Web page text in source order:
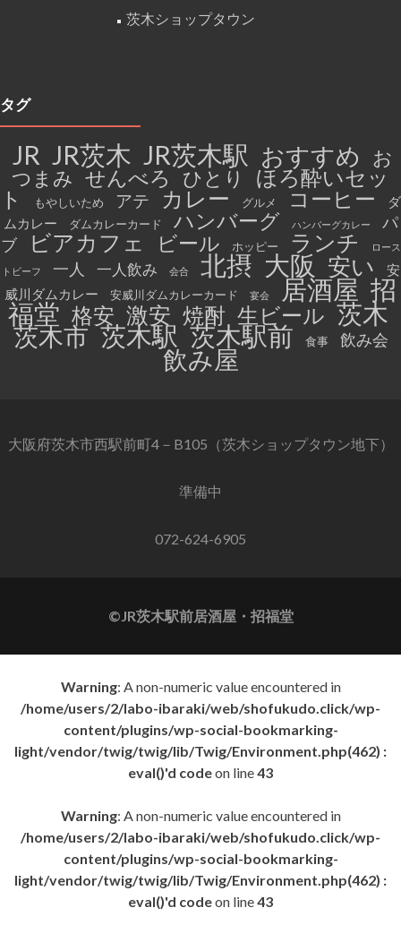
茨木ショップタウン
タグ
JR JR茨木 JR茨木駅 おすすめ
お
つまみ せんべろ ひとり
ほろ酔いセッ
ト
もやしいため アテ カレー グルメ コーヒー
ダ
ムカレー
ダムカレーカード ハンバーグ ハンバーグカレー
パ
ブ
ビアカフェ ビール ホッピー ランチ ロース
トビーフ 一人 一人飲み 会合 北摂 大阪 安い
安
威川ダムカレー
安威川ダムカレーカード 宴会 居酒屋 招
福堂 格安 激安 焼酎 生ビール 茨木
茨木市 茨木駅 茨木駅前 食事 飲み会
飲み屋
大阪府茨木市西駅前町4－B105（茨木ショップタウン地下）
準備中
072-624-6905
©JR茨木駅前居酒屋・招福堂
Warning: A non-numeric value encountered in
/home/users/2/labo-ibaraki/web/shofukudo.click/wp-
content/plugins/wp-social-bookmarking-
light/vendor/twig/twig/lib/Twig/Environment.php(462) :
eval()'d codeon line43
Warning: A non-numeric value encountered in
/home/users/2/labo-ibaraki/web/shofukudo.click/wp-
content/plugins/wp-social-bookmarking-
light/vendor/twig/twig/lib/Twig/Environment.php(462) :
eval()'d codeon line43